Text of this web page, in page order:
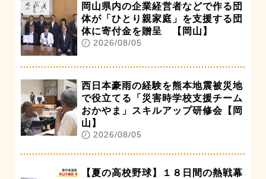
岡山県内の企業経営者などで作る団
体が「ひとり親家庭」を支援する団
体に寄付金を贈呈 【岡山】
2026/08/05
西日本豪雨の経験を熊本地震被災地
で役立てる「災害時学校支援チーム
おかやま」スキルアップ研修会【岡
山】
2026/08/05
【夏の高校野球】１８日間の熱戦幕